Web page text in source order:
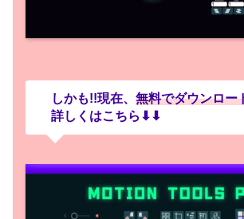
しかも!!現在、 無料でダウンロー
詳しくはこちら⬇︎⬇︎